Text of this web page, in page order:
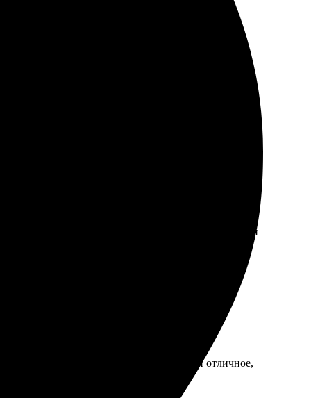
на сайте. Рекомендую всем!
загружать фото, все понятно. Получила отличный
много шаблонов. Качество печати отличное,